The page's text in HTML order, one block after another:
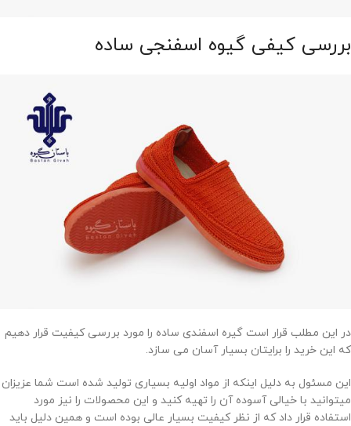
بررسی کیفی گیوه اسفنجی ساده
در این مطلب قرار است گیره اسفندی ساده را مورد بررسی کیفیت قرار دهیم
که این خرید را برایتان بسیار آسان می سازد.
این مسئول به دلیل اینکه از مواد اولیه بسیاری تولید شده است شما عزیزان
میتوانید با خیالی آسوده آن را تهیه کنید و این محصولات را نیز مورد
استفاده قرار داد که از نظر کیفیت بسیار عالی بوده است و همین دلیل باید